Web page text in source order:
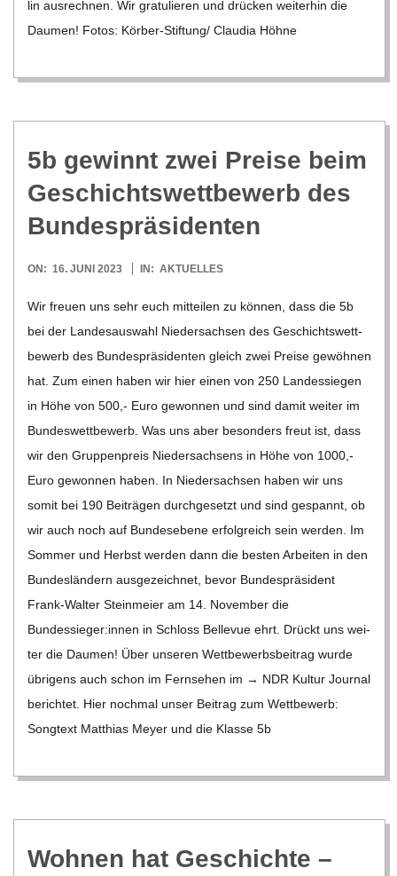
lin aus­rech­nen. Wir gra­tu­lie­ren und drü­cken wei­ter­hin die
Dau­men! Fotos: Kör­­ber-Stif­­tung/ Clau­dia Höhne
5b gewinnt zwei Preise beim
Geschichts­wett­be­werb des
Bundespräsidenten
2023-
ON: 16. JUNI 2023 IN: AKTUELLES
Wir freuen uns sehr euch mit­tei­len zu kön­nen, dass die 5b
bei der Lan­des­aus­wahl Nie­der­sach­sen des Geschichts­wett­
be­werb des Bun­des­prä­si­den­ten gleich zwei Preise gewöh­nen
hat. Zum einen haben wir hier einen von 250 Lan­des­sie­gen
in Höhe von 500,- Euro gewon­nen und sind damit wei­ter im
Bun­des­wett­be­werb. Was uns aber beson­ders freut ist, dass
wir den Grup­pen­preis Nie­der­sach­sens in Höhe von 1000,-
Euro gewon­nen haben. In Nie­der­sach­sen haben wir uns
somit bei 190 Bei­trä­gen durch­ge­setzt und sind gespannt, ob
wir auch noch auf Bun­des­ebene erfolg­reich sein wer­den. Im
Som­mer und Herbst wer­den dann die bes­ten Arbei­ten in den
Bun­des­län­dern aus­ge­zeich­net, bevor Bun­des­prä­si­dent
Frank-Wal­­ter Stein­meier am 14. Novem­ber die
Bundessieger:innen in Schloss Bel­le­vue ehrt. Drückt uns wei­
ter die Dau­men! Über unse­ren Wett­be­werbs­bei­trag wurde
übri­gens auch schon im Fern­se­hen im → NDR Kul­tur Jour­nal
berich­tet. Hier noch­mal unser Bei­trag zum Wett­be­werb:
Song­text Mat­thias Meyer und die Klasse 5b
Woh­nen hat Geschichte –